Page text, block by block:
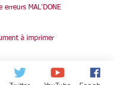
erreurs MAL'DONE
à imprimer